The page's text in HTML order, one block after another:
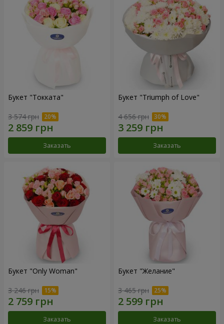
Букет "Токката"
3 574 грн
Заказать
Букет "Triumph of Love"
4 656 грн
Заказать
Букет "Only Woman"
3 246 грн
Заказать
Букет "Желание"
3 465 грн
Заказать